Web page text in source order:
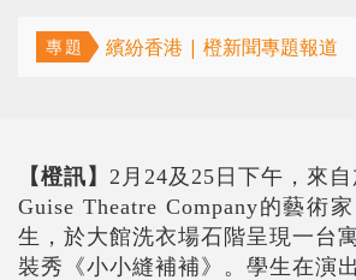
專題 繽紛香港 | 橙新聞專題報道
【橙訊】 2月24及25日下午，來
Guise Theatre Company的藝術
生，於大館洗衣場石階呈現一台
裝秀《小小縫補補》。學生在演